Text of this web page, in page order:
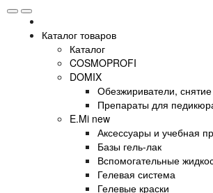
Каталог товаров
Каталог
COSMOPROFI
DOMIX
Обезжириватели, снятие
Препараты для
E.Mi new
Аксессуары и учебная
Базы гель-лак
Вспомогательные
Гелевая система
Гелевые краски